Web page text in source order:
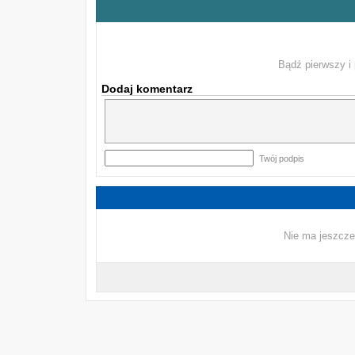
Bądź pierwszy i
Dodaj komentarz
Twój podpis
Nie ma